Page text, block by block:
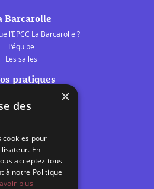
Barcarolle
l’EPCC La Barcarolle ?
L’équipe
Les salles
pratiques
scènes audomaroises
des spectacles
Brèves
×
des
cookies pour
En
acceptez tous
à notre Politique
plus